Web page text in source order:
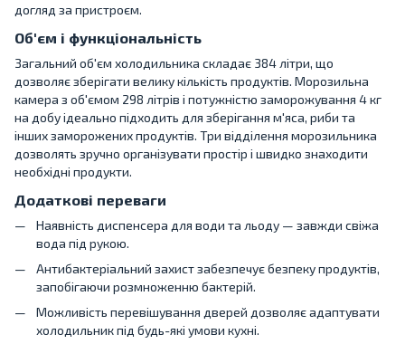
догляд за пристроєм.
Об'єм і функціональність
Загальний об'єм холодильника складає 384 літри, що
дозволяє зберігати велику кількість продуктів. Морозильна
камера з об'ємом 298 літрів і потужністю заморожування 4 кг
на добу ідеально підходить для зберігання м'яса, риби та
інших заморожених продуктів. Три відділення морозильника
дозволять зручно організувати простір і швидко знаходити
необхідні продукти.
Додаткові переваги
Наявність диспенсера для води та льоду — завжди свіжа
вода під рукою.
Антибактеріальний захист забезпечує безпеку продуктів,
запобігаючи розмноженню бактерій.
Можливість перевішування дверей дозволяє адаптувати
холодильник під будь-які умови кухні.